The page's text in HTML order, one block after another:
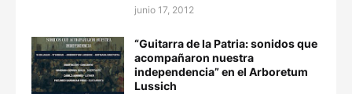
junio 17, 2012
“Guitarra de la Patria: sonidos que
acompañaron nuestra
independencia” en el Arboretum
Lussich